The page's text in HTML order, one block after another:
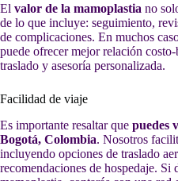
El valor de la mamoplastia no
de lo que incluye: seguimiento,
de complicaciones. En muchos
puede ofrecer mejor relación
traslado y asesoría personalizada.
Facilidad de viaje
Es importante resaltar que puedes
Bogotá, Colombia. Nosotros
incluyendo opciones de traslado
recomendaciones de hospedaje. Si